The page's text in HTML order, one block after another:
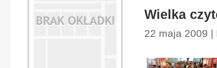
Wielka
22 maja 2009